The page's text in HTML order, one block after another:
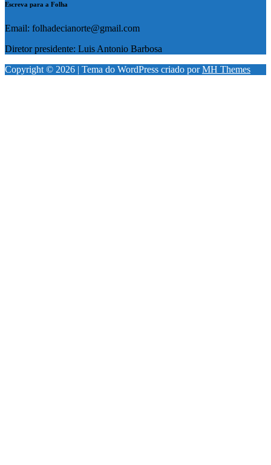
Escreva para a Folha
Email: folhadecianorte@gmail.com
Diretor presidente: Luis Antonio Barbosa
Copyright © 2026 | Tema do WordPress criado porMH Themes